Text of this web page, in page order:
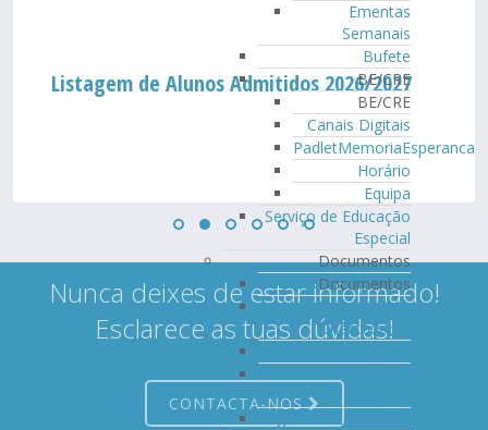
Ementas
Semanais
Bufete
BE/CRE
BE/CRE
Canais Digitais
PadletMemoriaEsperanca
Horário
Equipa
Serviço de Educação
Especial
Documentos
Documentos
Documentos
Orientadores
Regulamentos/Planos
Listagem de Alunos Admitidos 2026/2027
Nunca deixes de estar informado!
Esclarece as tuas dúvidas!
CONTACTA-NOS